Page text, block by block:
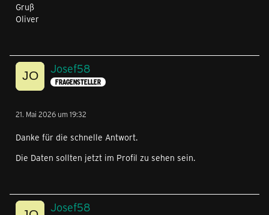
Gruß
Oliver
Josef58
FRAGENSTELLER
21. Mai 2026 um 19:32
Danke für die schnelle Antwort.
Die Daten sollten jetzt im Profil zu sehen sein.
Josef58